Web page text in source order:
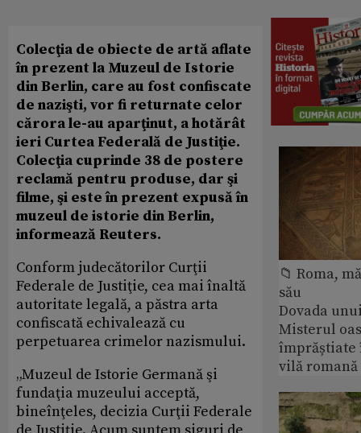
Colecţia de obiecte de artă aflate
în prezent la Muzeul de Istorie
din Berlin, care au fost confiscate
de nazişti, vor fi returnate celor
cărora le-au aparţinut, a hotărât
ieri Curtea Federală de Justiţie.
Colecţia cuprinde 38 de postere
reclamă pentru produse, dar şi
filme, şi este în prezent expusă în
muzeul de istorie din Berlin,
informează Reuters.
Conform judecătorilor Curţii
Federale de Justiţie, cea mai înaltă
autoritate legală, a păstra arta
confiscată echivalează cu
perpetuarea crimelor nazismului.
„Muzeul de Istorie Germană şi
fundaţia muzeului acceptă,
bineînţeles, decizia Curţii Federale
📁 Roma,
său
Dovada
Misterul
împrăștiate
vilă romană